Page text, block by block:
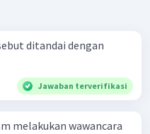
ditandai dengan
Jawaban terverifikasi
melakukan wawancara